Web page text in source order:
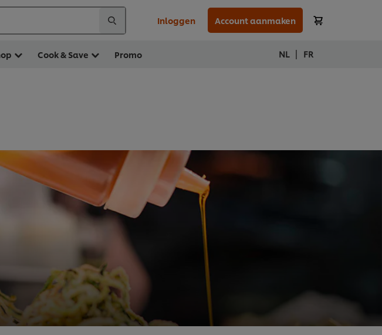
Inloggen Account aanmaken
Cook & Save Promo NL | FR